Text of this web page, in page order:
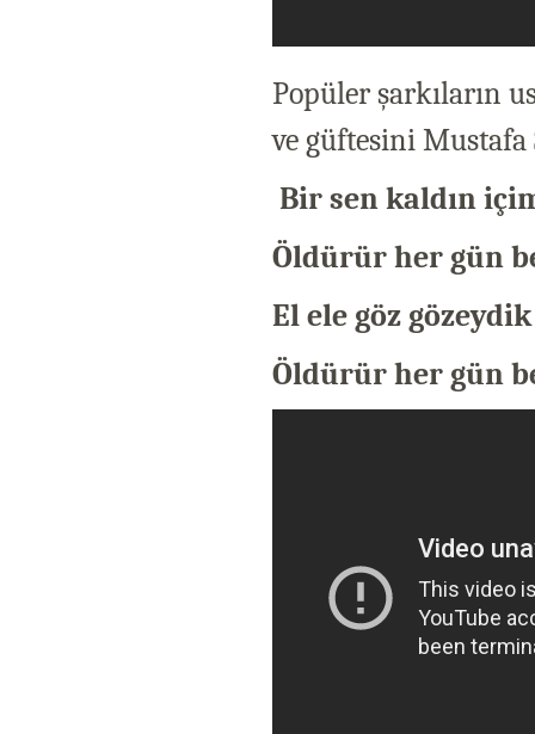
Popüler şarkıların
ve güftesini Mustafa
Bir sen kaldın
Öldürür her gün
El ele göz
Öldürür her gün